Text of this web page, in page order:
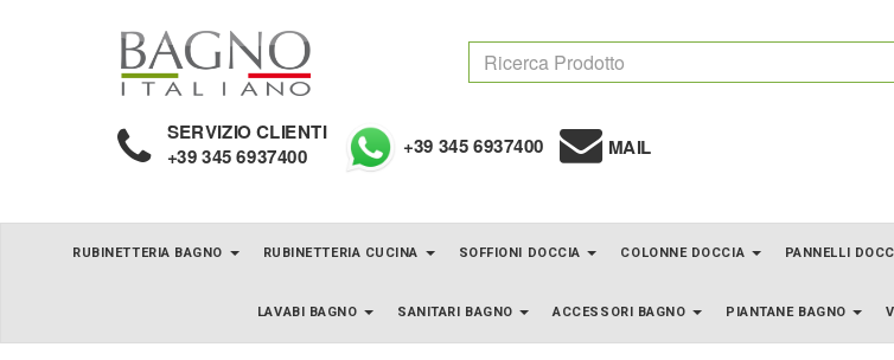
SERVIZIO CLIENTI
+39 345 6937400 +39 345 6937400 MAIL
RUBINETTERIA BAGNO RUBINETTERIA CUCINA SOFFIONI DOCCIA COLONNE DOCCIA PANNELLI
LAVABI BAGNO SANITARI BAGNO ACCESSORI BAGNO PIANTANE BAGNO